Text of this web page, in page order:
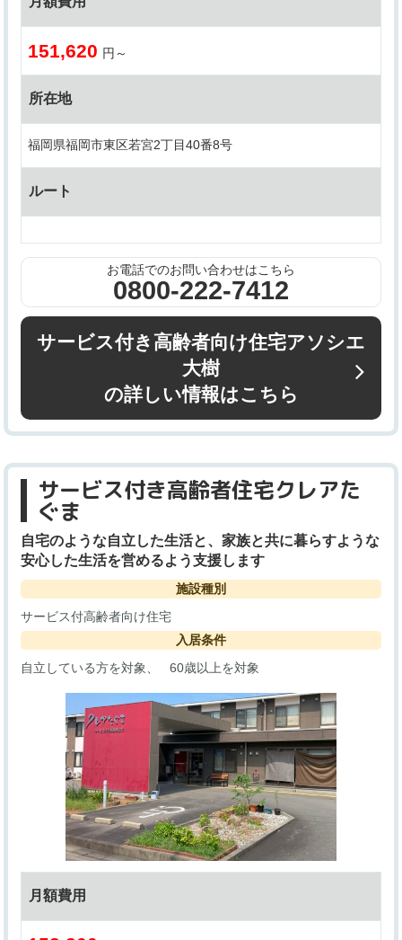
151,620 円～
所在地
福岡県福岡市東区若宮2丁目40番8号
ルート
お電話でのお問い合わせはこちら
0800-222-7412
サービス付き高齢者向け住宅アソシエ
大樹
の詳しい情報はこちら
サービス付き高齢者住宅クレアた
ぐま
自宅のような自立した生活と、家族と共に暮らすような
安心した生活を営めるよう支援します
施設種別
サービス付高齢者向け住宅
入居条件
自立している方を対象
60歳以上を対象
月額費用